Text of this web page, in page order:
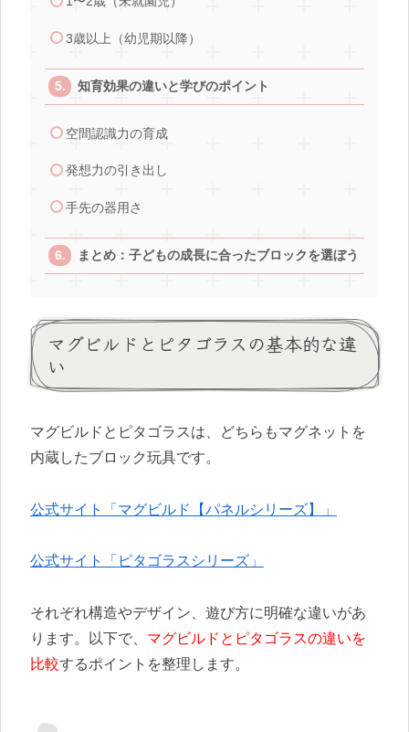
3歳以上（幼児期以降）
知育効果の違いと学びのポイント
空間認識力の育成
発想力の引き出し
手先の器用さ
まとめ：子どもの成長に合ったブロックを選ぼう
マグビルドとピタゴラスの基本的な違
い
マグビルドとピタゴラスは、どちらもマグネットを
内蔵したブロック玩具です。
公式サイト「マグビルド【パネルシリーズ】」
公式サイト「ピタゴラスシリーズ」
それぞれ構造やデザイン、遊び方に明確な違いがあ
ります。以下で、 マグビルドとピタゴラスの違いを
比較するポイントを整理します。